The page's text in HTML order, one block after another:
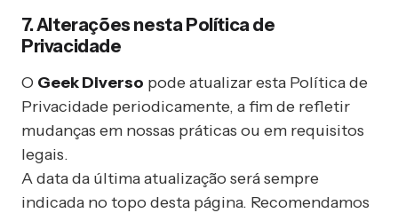
7. Alterações nesta Política de
Privacidade
O Geek Diverso pode atualizar esta Política de
Privacidade periodicamente, a fim de refletir
mudanças em nossas práticas ou em requisitos
legais.
A data da última atualização será sempre
indicada no topo desta página. Recomendamos